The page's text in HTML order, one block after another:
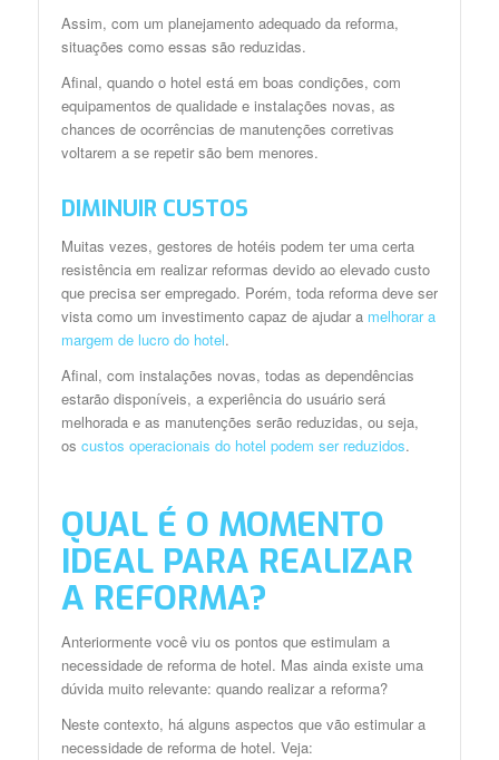
Assim, com um planejamento adequado da reforma,
situações como essas são reduzidas.
Afinal, quando o hotel está em boas condições, com
equipamentos de qualidade e instalações novas, as
chances de ocorrências de manutenções corretivas
voltarem a se repetir são bem menores.
DIMINUIR CUSTOS
Muitas vezes, gestores de hotéis podem ter uma certa
resistência em realizar reformas devido ao elevado custo
que precisa ser empregado. Porém, toda reforma deve ser
vista como um investimento capaz de ajudar a melhorar a
margem de lucro do hotel.
Afinal, com instalações novas, todas as dependências
estarão disponíveis, a experiência do usuário será
melhorada e as manutenções serão reduzidas, ou seja,
os custos operacionais do hotel podem ser reduzidos.
QUAL É O MOMENTO
IDEAL PARA REALIZAR
A REFORMA?
Anteriormente você viu os pontos que estimulam a
necessidade de reforma de hotel. Mas ainda existe uma
dúvida muito relevante: quando realizar a reforma?
Neste contexto, há alguns aspectos que vão estimular a
necessidade de reforma de hotel. Veja: